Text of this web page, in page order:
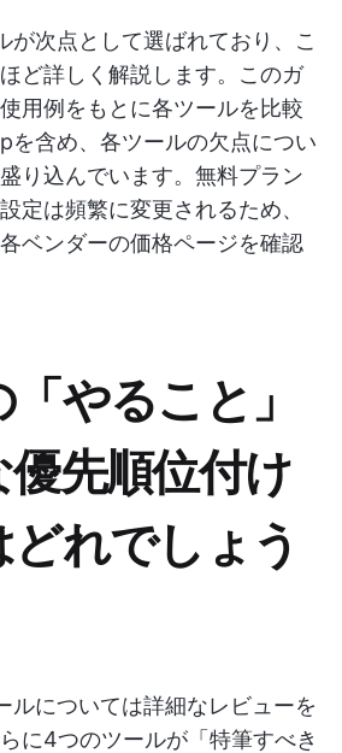
が次点として選ばれており、こ
ど詳しく解説します。このガ
用例をもとに各ツールを比較
を含め、各ツールの欠点につい
り込んでいます。無料プラン
定は頻繁に変更されるため、
ベンダーの価格ページを確認
やること」
先順位付け
れでしょう
ルについては詳細なレビューを
に4つのツールが「特筆すべき